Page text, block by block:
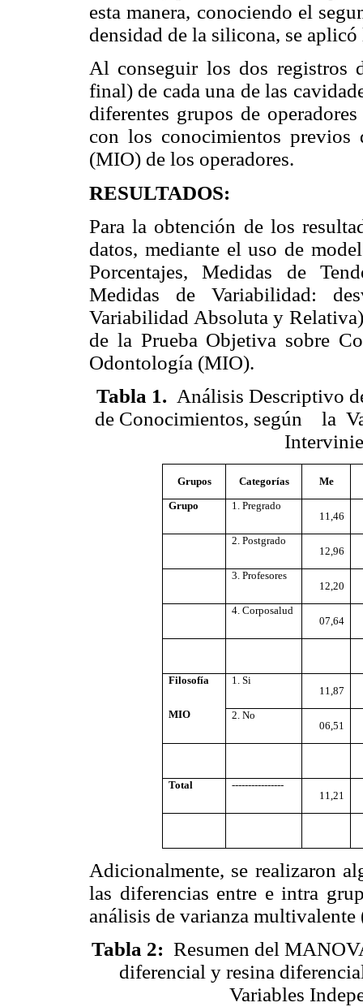
esta manera, conociendo el
densidad de la silicona, se
Al conseguir los dos registros
final) de cada una de las
diferentes grupos de
con los conocimientos
(MIO) de los operadores.
RESULTADOS:
Para la obtención de los
datos, mediante el uso de
Porcentajes, Medidas de
Medidas de Variabilidad:
Variabilidad Absoluta y
de la Prueba Objetiva sobre
Odontología (MIO).
Tabla 1. Análisis Descriptivo
de Conocimientos, según
la
Grupos Categorías
Me
Grupo
1. Pregrado
11,46
2. Postgrado
12,96
3. Profesores
12,20
4. Corposalud
07,64
Filosofía
1. Si
11,87
MIO
2. No
06,51
Total
----------------
11,21
Adicionalmente, se realizaron
las diferencias entre e intra
análisis de varianza
Tabla 2: Resumen del
diferencial y resina
Variables